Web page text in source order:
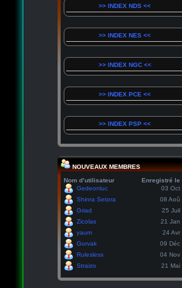
>> INDEX NDS <<
>> INDEX NES <<
>> INDEX NGC <<
>> INDEX PCE <<
>> INDEX PSP <<
NOUVEAUX MEMBRES
Nom d’utilisateur
Enregistré le
Gedeonluc
03 Oct
Shinra Setora
08 Aoû
Griad
25 Juil
Zicolas
21 Jan
yaum
24 Avr
Gorvak
09 Déc
Rulesless
04 Nov
Straizo
21 Mai